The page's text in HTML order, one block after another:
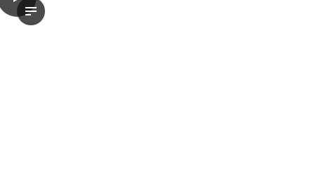
Video prikazuje proizvod nazvan LASTARE, koji je
LASTARE Komb/ormar, bijela/s nadogradnom jedinicom,